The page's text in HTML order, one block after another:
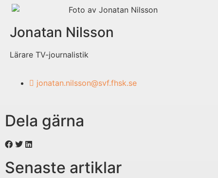
Jonatan Nilsson
Lärare TV-journalistik
jonatan.nilsson@svf.fhsk.se
Dela gärna
Senaste artiklar